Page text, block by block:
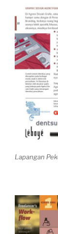
Lapangan